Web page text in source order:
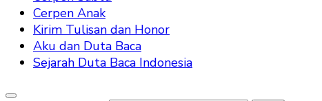
Cerpen Anak
Kirim Tulisan dan Honor
Aku dan Duta Baca
Sejarah Duta Baca Indonesia